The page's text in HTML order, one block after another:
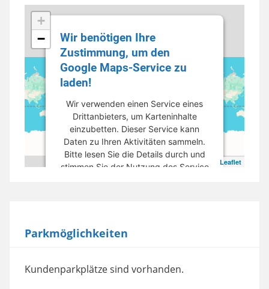
+
−
Leaflet
Wir benötigen Ihre
Zustimmung, um den
Google Maps-Service zu
laden!
Wir verwenden einen Service eines
Drittanbieters, um Karteninhalte
einzubetten. Dieser Service kann
Daten zu Ihren Aktivitäten sammeln.
Bitte lesen Sie die Details durch und
stimmen Sie der Nutzung des Service
powered by Usercentrics Consent
Parkmöglichkeiten
Kundenparkplätze sind vorhanden.